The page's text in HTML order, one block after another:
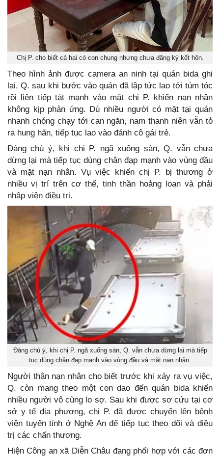
Chị P. cho biết cả hai có con chung nhưng chưa đăng ký kết hôn.
Theo hình ảnh được camera an ninh tại quán bida ghi
lại, Q. sau khi bước vào quán đã lập tức lao tới túm tóc
rồi liên tiếp tát mạnh vào mặt chị P. khiến nạn nhân
không kịp phản ứng. Dù nhiều người có mặt tại quán
nhanh chóng chạy tới can ngăn, nam thanh niên vẫn tỏ
ra hung hãn, tiếp tục lao vào đánh cô gái trẻ.
Đáng chú ý, khi chị P. ngã xuống sàn, Q. vẫn chưa
dừng lại mà tiếp tục dùng chân đạp mạnh vào vùng đầu
và mặt nạn nhân. Vụ việc khiến chị P. bị thương ở
nhiều vị trí trên cơ thể, tinh thần hoảng loạn và phải
nhập viện điều trị.
Đáng chú ý, khi chị P. ngã xuống sàn, Q. vẫn chưa dừng lại mà tiếp
tục dùng chân đạp mạnh vào vùng đầu và mặt nạn nhân.
Người thân nạn nhân cho biết trước khi xảy ra vụ việc,
Q. còn mang theo một con dao đến quán bida khiến
nhiều người vô cùng lo sợ. Sau khi được sơ cứu tại cơ
sở y tế địa phương, chị P. đã được chuyển lên bệnh
viện tuyến tỉnh ở Nghệ An để tiếp tục theo dõi và điều
trị các chấn thương.
Hiện Công an xã Diễn Châu đang phối hợp với các đơn